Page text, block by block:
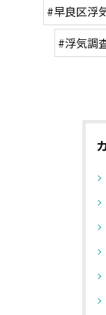
#早良区浮
#浮気調